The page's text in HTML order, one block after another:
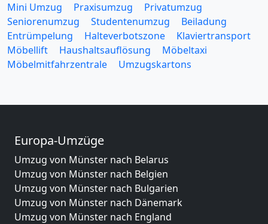
Mini Umzug
Praxisumzug
Privatumzug
Seniorenumzug
Studentenumzug
Beiladung
Entrümpelung
Halteverbotszone
Klaviertransport
Möbellift
Haushaltsauflösung
Möbeltaxi
Möbelmitfahrzentrale
Umzugskartons
Europa-Umzüge
Umzug von Münster nach Belarus
Umzug von Münster nach Belgien
Umzug von Münster nach Bulgarien
Umzug von Münster nach Dänemark
Umzug von Münster nach England